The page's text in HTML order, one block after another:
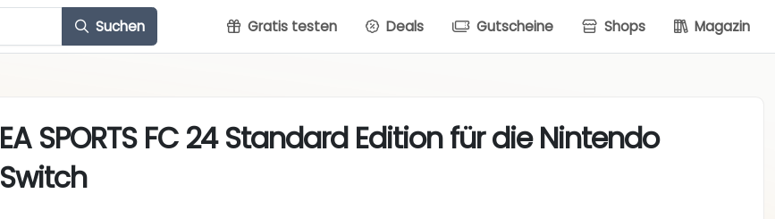
Suchen Gratis testen Deals Gutscheine Shops Magazin
EA SPORTS FC 24 Standard Edition für die Nintendo
Switch